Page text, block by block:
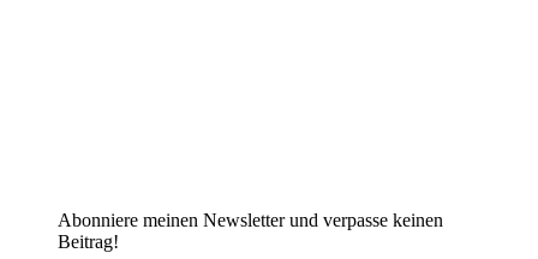
Abonniere meinen Newsletter und verpasse keinen
Beitrag!